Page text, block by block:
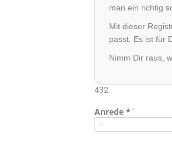
man ein richtig
Mit dieser
passt. Es ist für
Nimm Dir raus,
432
Anrede '